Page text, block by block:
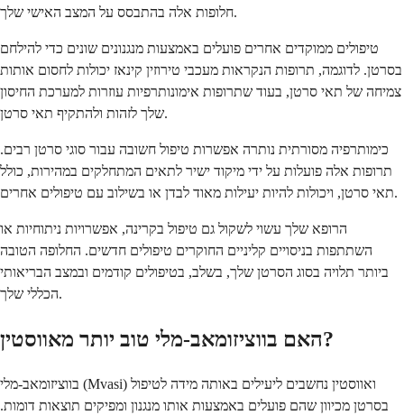
חלופות אלה בהתבסס על המצב האישי שלך.
טיפולים ממוקדים אחרים פועלים באמצעות מנגנונים שונים כדי להילחם
בסרטן. לדוגמה, תרופות הנקראות מעכבי טירוזין קינאז יכולות לחסום אותות
צמיחה של תאי סרטן, בעוד שתרופות אימונותרפיות עוזרות למערכת החיסון
שלך לזהות ולהתקיף תאי סרטן.
כימותרפיה מסורתית נותרה אפשרות טיפול חשובה עבור סוגי סרטן רבים.
תרופות אלה פועלות על ידי מיקוד ישיר לתאים המתחלקים במהירות, כולל
תאי סרטן, ויכולות להיות יעילות מאוד לבדן או בשילוב עם טיפולים אחרים.
הרופא שלך עשוי לשקול גם טיפול בקרינה, אפשרויות ניתוחיות או
השתתפות בניסויים קליניים החוקרים טיפולים חדשים. החלופה הטובה
ביותר תלויה בסוג הסרטן שלך, בשלב, בטיפולים קודמים ובמצב הבריאותי
הכללי שלך.
האם בווציזומאב-מלי טוב יותר מאווסטין?
בווציזומאב-מלי (Mvasi) ואווסטין נחשבים ליעילים באותה מידה לטיפול
בסרטן מכיוון שהם פועלים באמצעות אותו מנגנון ומפיקים תוצאות דומות.